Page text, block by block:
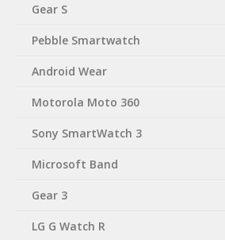
Gear S
Pebble Smartwatch
Android Wear
Motorola Moto 360
Sony SmartWatch 3
Microsoft Band
Gear 3
LG G Watch R